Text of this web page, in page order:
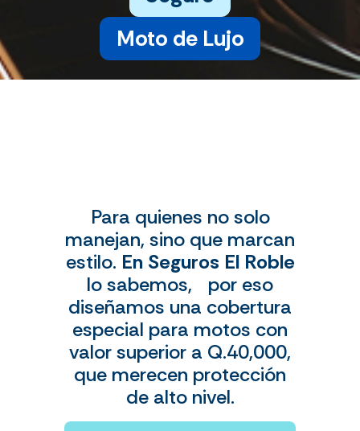
Moto de Lujo
Para quienes no solo
manejan, sino que marcan
estilo. En Seguros El Roble
lo sabemos, por eso
diseñamos una cobertura
especial para motos con
valor superior a Q.40,000,
que merecen protección
de alto nivel.